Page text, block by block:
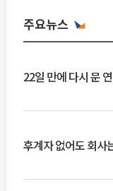
주요뉴스
22일 만에 다시 문
후계자 없어도 회사